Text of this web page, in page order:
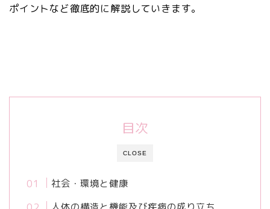
ポイントなど徹底的に解説していきます。
CLOSE
目次
社会・環境と健康